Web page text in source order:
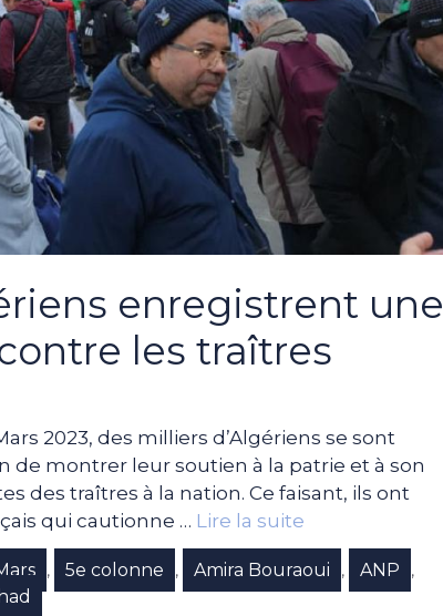
enregistrent une
les traîtres
2023, des milliers d’Algériens se sont
de montrer leur soutien à la patrie et à son
des traîtres à la nation. Ce faisant, ils ont
qui cautionne … Lire la suite
, 5e colonne , Amira Bouraoui , ANP ,